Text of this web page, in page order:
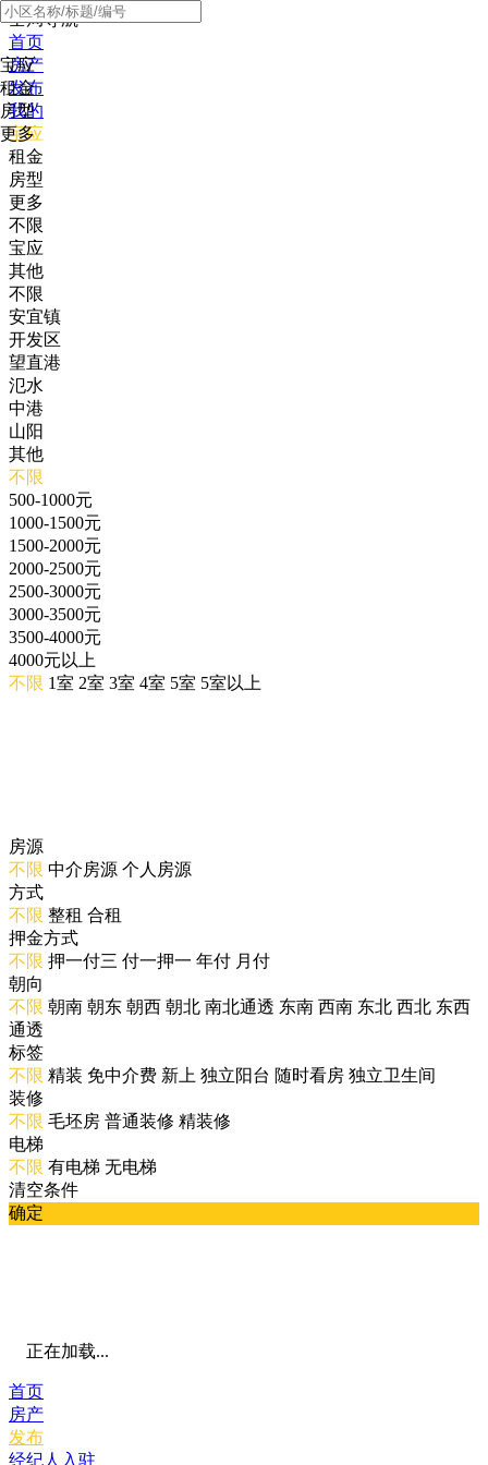
全局导航
首页
房产
发布
我的
宝应
租金
房型
更多
宝应
租金
房型
更多
不限
宝应
其他
不限
安宜镇
开发区
望直港
氾水
中港
山阳
其他
不限
500-1000元
1000-1500元
1500-2000元
2000-2500元
2500-3000元
3000-3500元
3500-4000元
4000元以上
不限 1室 2室 3室 4室 5室 5室以上
房源
不限 中介房源 个人房源
方式
不限 整租 合租
押金方式
不限 押一付三 付一押一 年付 月付
朝向
不限 朝南 朝东 朝西 朝北 南北通透 东南 西南 东北 西北 东西
通透
标签
不限 精装 免中介费 新上 独立阳台 随时看房 独立卫生间
装修
不限 毛坯房 普通装修 精装修
电梯
不限 有电梯 无电梯
清空条件
确定
正在加载...
首页
房产
发布
经纪人入驻